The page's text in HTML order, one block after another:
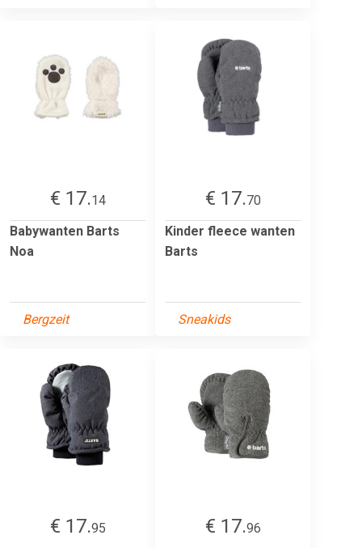
€ 17.14
Babywanten Barts
Noa
Bergzeit
€ 17.70
Kinder fleece wanten
Barts
Sneakids
€ 17.95 € 17.96